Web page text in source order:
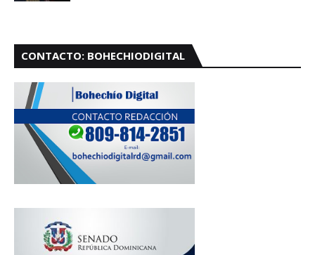
CONTACTO: BOHECHIODIGITAL